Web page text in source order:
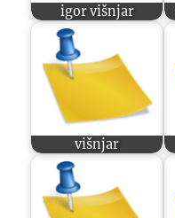
igor višnjar
višnjar